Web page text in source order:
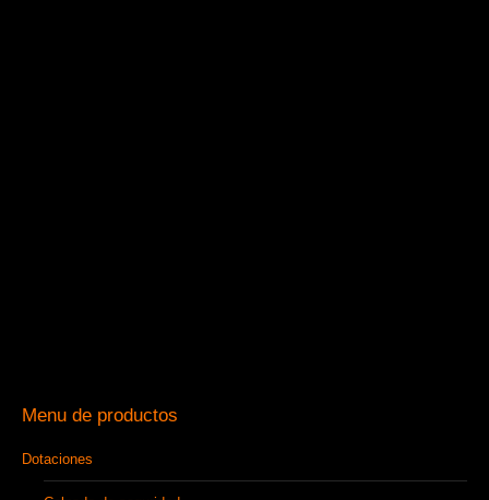
Menu de productos
Dotaciones